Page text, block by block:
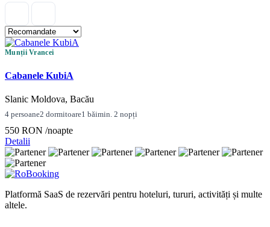
Munții Vrancei
Cabanele KubiA
Slanic Moldova, Bacău
4 persoane2 dormitoare1 băimin. 2 nopți
550 RON /noapte
Detalii
Platformă SaaS de rezervări pentru hoteluri, tururi, activități și multe
altele.